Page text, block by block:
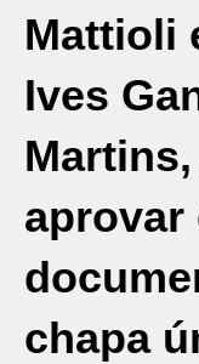
Mattioli
Ives
aprovar
chapa